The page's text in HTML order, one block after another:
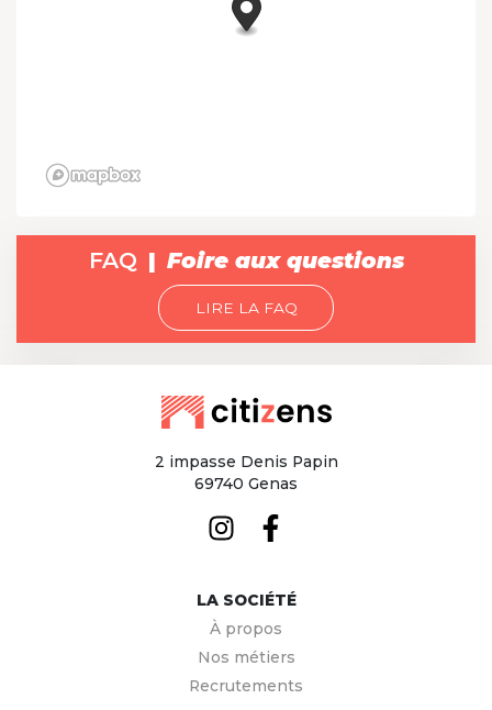
FAQ Foire aux questions
LIRE LA FAQ
2 impasse Denis Papin
69740 Genas
LA SOCIÉTÉ
À propos
Nos métiers
Recrutements